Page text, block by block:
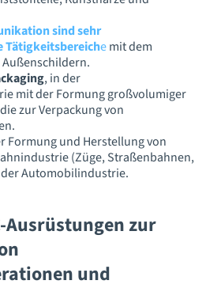
sind sehr
emit dem
, in der
mit der Formung großvolumiger
zur Verpackung von
Formung und Herstellung von
(Züge, Straßenbahnen,
Automobilindustrie.
Ausrüstungen zur
und